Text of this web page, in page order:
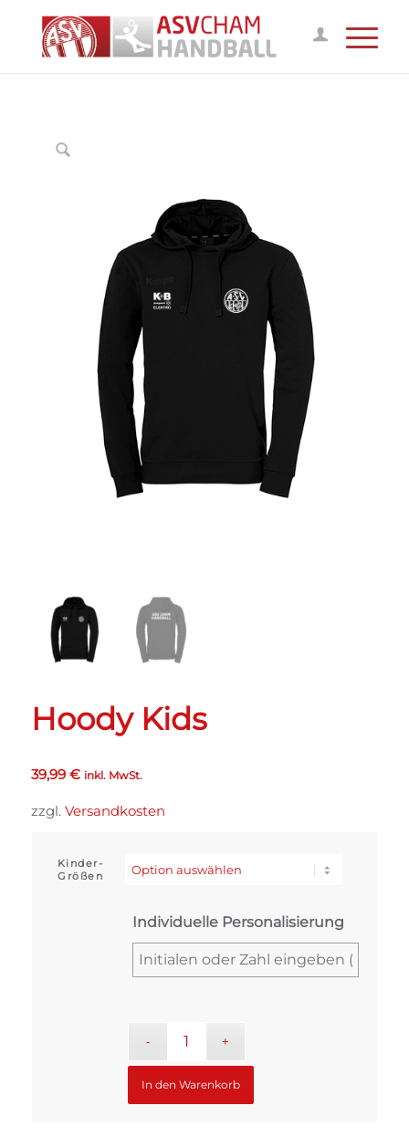
Hoody Kids
39,99 € inkl. MwSt.
zzgl. Versandkosten
Kinder-
Größen
Individuelle Personalisierung
In den Warenkorb